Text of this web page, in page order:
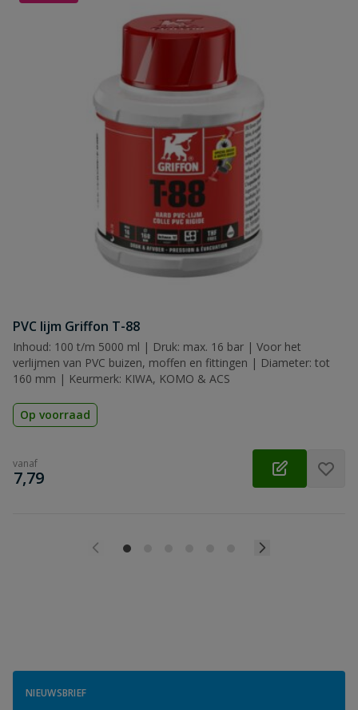
PVC lijm Griffon T-88
Inhoud: 100 t/m 5000 ml | Druk: max. 16 bar | Voor het
verlijmen van PVC buizen, moffen en fittingen | Diameter: tot
160 mm | Keurmerk: KIWA, KOMO & ACS
Op voorraad
vanaf
€
7,79
NIEUWSBRIEF